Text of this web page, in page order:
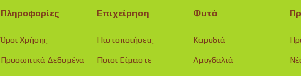
Πληροφορίες
Όροι Χρήσης
Προσωπικά Δεδομένα
Επιχείρηση
Πιστοποιήσεις
Ποιοι Είμαστε
Φυτά
Καρυδιά
Αμυγδαλιά